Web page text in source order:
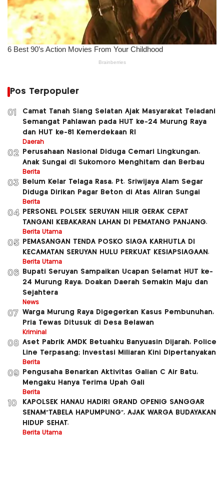
Pos Terpopuler
01
Camat Tanah Siang Selatan Ajak Masyarakat Teladani
Semangat Pahlawan pada HUT ke-24 Murung Raya
dan HUT ke-81 Kemerdekaan RI
Daerah
02
Perusahaan Nasional Diduga Cemari Lingkungan,
Anak Sungai di Sukomoro Menghitam dan Berbau
Berita
03
Belum Kelar Telaga Rasa, Pt. Sriwijaya Alam Segar
Diduga Dirikan Pagar Beton di Atas Aliran Sungai
Berita
04
PERSONEL POLSEK SERUYAN HILIR GERAK CEPAT
TANGANI KEBAKARAN LAHAN DI PEMATANG PANJANG.
Berita Utama
05
PEMASANGAN TENDA POSKO SIAGA KARHUTLA DI
KECAMATAN SERUYAN HULU PERKUAT KESIAPSIAGAAN.
Berita Utama
06
Bupati Seruyan Sampaikan Ucapan Selamat HUT ke-
24 Murung Raya, Doakan Daerah Semakin Maju dan
Sejahtera
News
07
Warga Murung Raya Digegerkan Kasus Pembunuhan,
Pria Tewas Ditusuk di Desa Belawan
Kriminal
08 Aset Pabrik AMDK Betuahku Banyuasin Dijarah, Police
Line Terpasang; Investasi Miliaran Kini Dipertanyakan
Berita
09
Pengusaha Benarkan Aktivitas Galian C Air Batu,
Mengaku Hanya Terima Upah Gali
Berita
10
KAPOLSEK HANAU HADIRI GRAND OPENIG SANGGAR
SENAM”TABELA HAPUMPUNG”, AJAK WARGA BUDAYAKAN
HIDUP SEHAT.
Berita Utama